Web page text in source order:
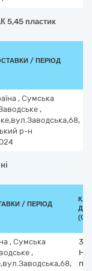
5,45 пластик
/ ПЕРІОД
, Сумська
,
р-н
/ ПЕРІОД
ДК
, Сумська
,